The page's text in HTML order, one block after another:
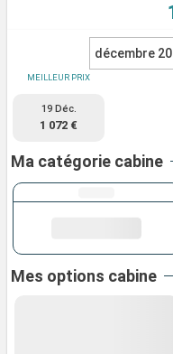
décembre
MEILLEUR PRIX
19 Déc.
1 072 €
Ma catégorie cabine
Mes options cabine